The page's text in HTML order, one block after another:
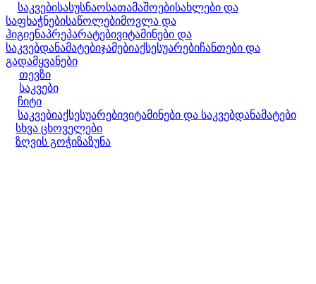
საკვებისასუსნაოსათამაშოებისახლები და
საფხაჭნებისაწოლებიმოვლა და
ჰიგიენაპრეპარატებივიტამინები და
საკვებდანამატებიჯამებიაქსესუარებიჩანთები და
გადამყვანები
თევზი
საკვები
ჩიტი
საკვებიაქსესუარებივიტამინები და საკვებდანამატები
სხვა ცხოველები
ზღვის გოჭიზაზუნა